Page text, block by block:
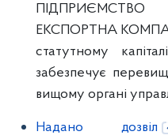
ПІДПРИЄМСТВО
ЕКСПОРТНА
статутному
забезпечує
вищому органі
Надано дозвіл